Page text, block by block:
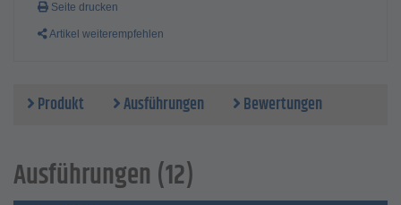
Seite drucken
Artikel weiterempfehlen
Produkt Ausführungen Bewertungen
Ausführungen (12)